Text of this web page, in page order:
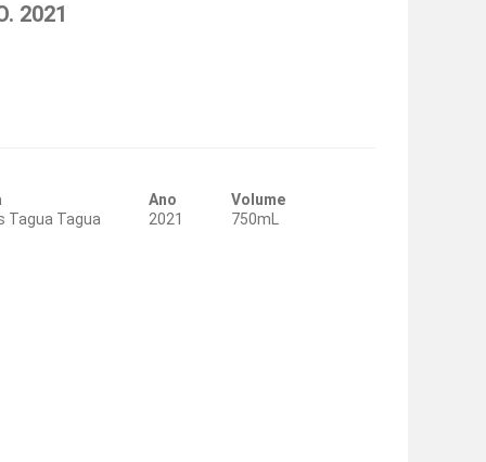
2021
Tagua Tagua
Ano
2021
Volume
750mL